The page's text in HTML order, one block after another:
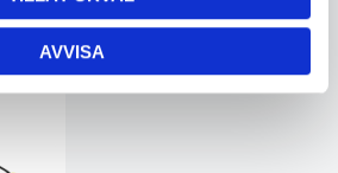
AVVISA
KÖP